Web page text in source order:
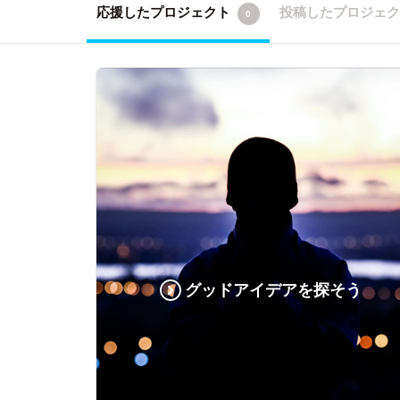
応援したプロジェクト 0 投稿したプロジェ
グッドアイデアを探そう